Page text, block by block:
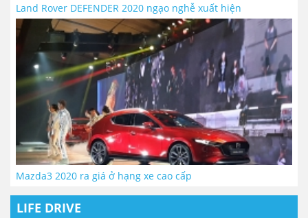
Land Rover DEFENDER 2020 ngạo nghễ xuất hiện
Mazda3 2020 ra giá ở hạng xe cao cấp
LIFE DRIVE